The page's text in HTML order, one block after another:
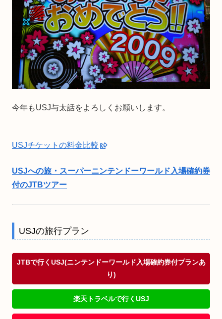
今年もUSJ与太話をよろしくお願いします。
USJチケットの料金比較
USJへの旅・スーパーニンテンドーワールド入場確約券
付のJTBツアー
USJの旅行プラン
JTBで行くUSJ(ニンテンドーワールド入場確約券付プランあ
り)
楽天トラベルで行くUSJ